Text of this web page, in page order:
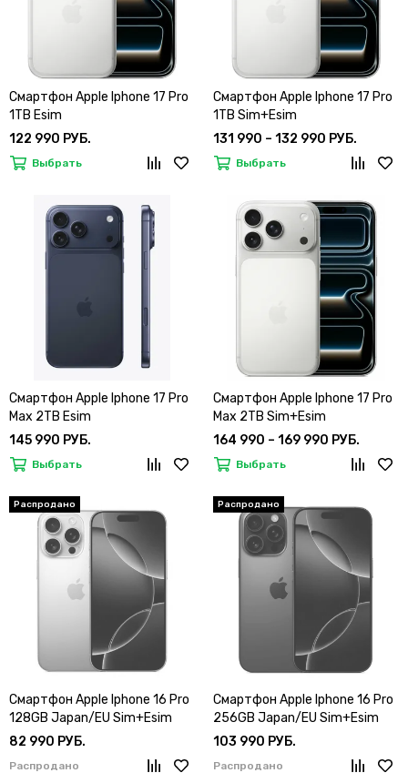
Смартфон Apple Iphone 17 Pro
1TB Esim
122 990 РУБ.
Выбрать
Смартфон Apple Iphone 17 Pro
1TB Sim+Esim
131 990 – 132 990 РУБ.
Выбрать
Смартфон Apple Iphone 17 Pro
Max 2TB Esim
145 990 РУБ.
Выбрать
Смартфон Apple Iphone 17 Pro
Max 2TB Sim+Esim
164 990 – 169 990 РУБ.
Выбрать
Смартфон Apple Iphone 16 Pro
128GB Japan/EU Sim+Esim
82 990 РУБ.
Распродано
Смартфон Apple Iphone 16 Pro
256GB Japan/EU Sim+Esim
103 990 РУБ.
Распродано